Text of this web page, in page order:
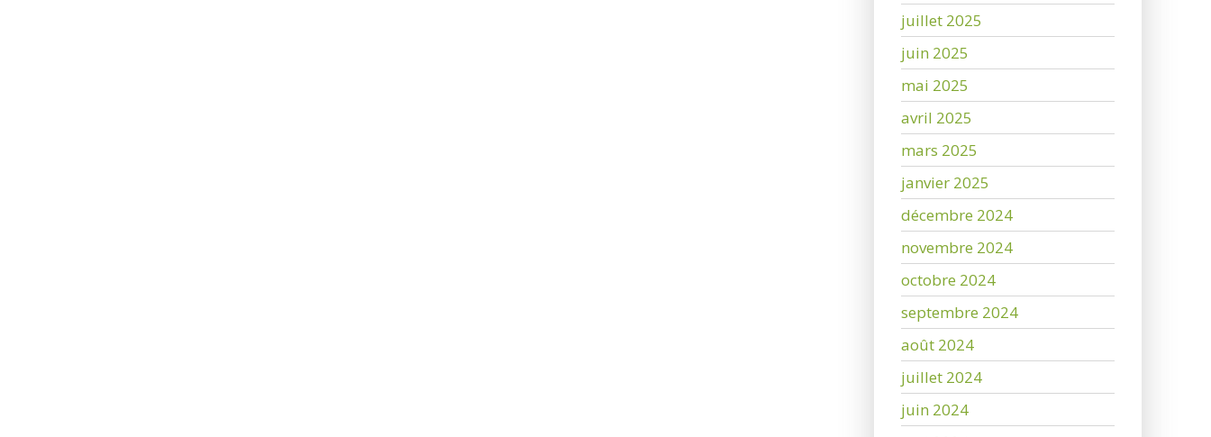
juillet 2025
juin 2025
mai 2025
avril 2025
mars 2025
janvier 2025
décembre 2024
novembre 2024
octobre 2024
septembre 2024
août 2024
juillet 2024
juin 2024